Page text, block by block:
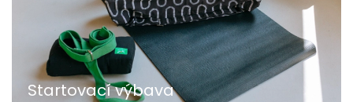
Startovací výbava